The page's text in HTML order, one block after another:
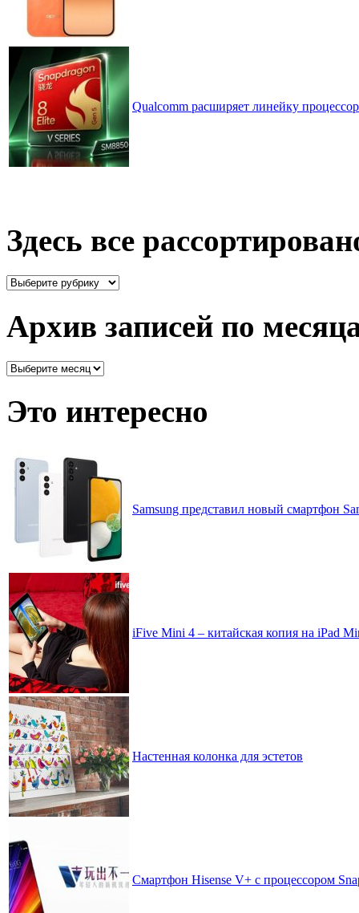
Qualcomm расширяет линейку
Здесь все
Здесь
Архив записей по
Архив
месяцам
Это интересно
Samsung представил новый смартфон
iFive Mini 4 – китайская копия на iPad
Настенная колонка для эстетов
Смартфон Hisense V+ с процессором